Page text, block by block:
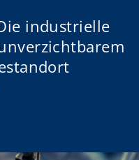
industrielle